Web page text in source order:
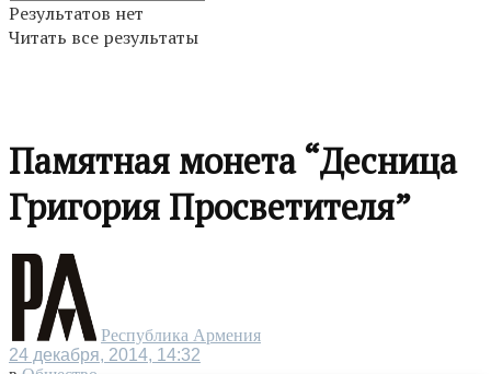
Результатов нет
Читать все результаты
Памятная монета “Десница
Григория Просветителя”
Республика Армения
24 декабря, 2014, 14:32